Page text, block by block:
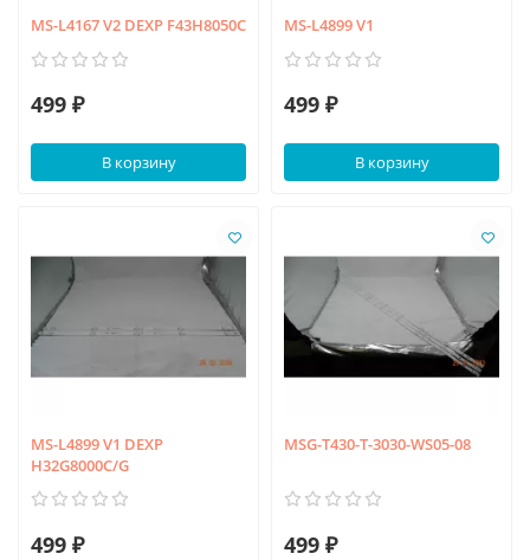
MS-L4167 V2 DEXP F43H8050C
499 ₽
В корзину
MS-L4899 V1
499 ₽
В корзину
MS-L4899 V1 DEXP
H32G8000C/G
499 ₽
MSG-T430-T-3030-WS05-08
499 ₽